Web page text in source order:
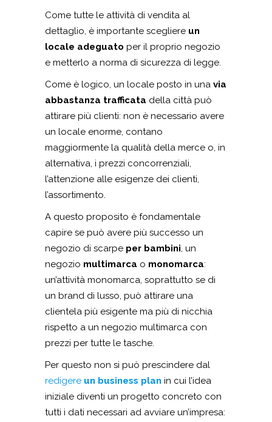
Come tutte le attività di vendita al
dettaglio, è importante scegliere un
locale adeguato per il proprio negozio
e metterlo a norma di sicurezza di legge.
Come è logico, un locale posto in una via
abbastanza trafficata della città può
attirare più clienti: non è necessario avere
un locale enorme, contano
maggiormente la qualità della merce o, in
alternativa, i prezzi concorrenziali,
l’attenzione alle esigenze dei clienti,
l’assortimento.
A questo proposito è fondamentale
capire se può avere più successo un
negozio di scarpe per bambini, un
negozio multimarca o monomarca:
un’attività monomarca, soprattutto se di
un brand di lusso, può attirare una
clientela più esigente ma più di nicchia
rispetto a un negozio multimarca con
prezzi per tutte le tasche.
Per questo non si può prescindere dal
redigere un business plan in cui l’idea
iniziale diventi un progetto concreto con
tutti i dati necessari ad avviare un’impresa: